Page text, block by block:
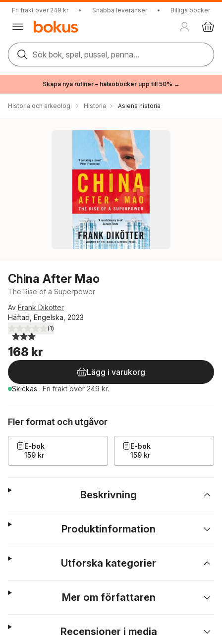
Fri frakt över 249 kr • Snabba leveranser • Billiga böcker
Sök bok, spel, pussel, penna...
Skapa nya rutiner – hälsoböcker upp till 50% →
Historia och arkeologi Historia Asiens historia
China After Mao
The Rise of a Superpower
Av Frank Dikötter
Häftad, Engelska, 2023
3,0utav 5 stjärnor. Totalt antal röster:
(1)
168 kr
Lägg i varukorg
Skickas . Fri frakt över 249 kr.
Fler format och utgåvor
E-bok
159 kr
E-bok
159 kr
Beskrivning
Produktinformation
Utforska kategorier
Mer om författaren
Recensioner i media